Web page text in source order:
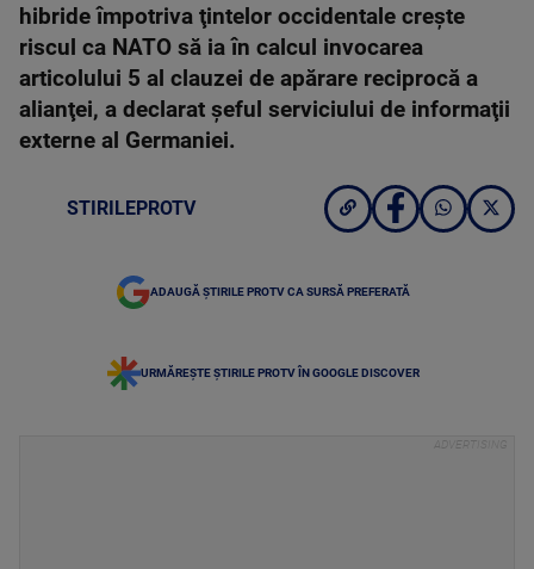
hibride împotriva ţintelor occidentale creşte
riscul ca NATO să ia în calcul invocarea
articolului 5 al clauzei de apărare reciprocă a
alianţei, a declarat şeful serviciului de informaţii
externe al Germaniei.
STIRILEPROTV
ADAUGĂ ȘTIRILE PROTV CA SURSĂ PREFERATĂ
URMĂREȘTE ȘTIRILE PROTV ÎN GOOGLE DISCOVER